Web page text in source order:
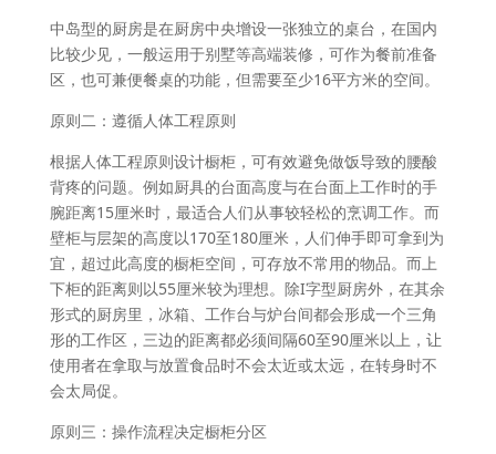
中岛型的厨房是在厨房中央增设一张独立的桌台，在国内
比较少见，一般运用于别墅等高端装修，可作为餐前准备
区，也可兼便餐桌的功能，但需要至少16平方米的空间。
原则二：遵循人体工程原则
根据人体工程原则设计橱柜，可有效避免做饭导致的腰酸
背疼的问题。例如厨具的台面高度与在台面上工作时的手
腕距离15厘米时，最适合人们从事较轻松的烹调工作。而
壁柜与层架的高度以170至180厘米，人们伸手即可拿到为
宜，超过此高度的橱柜空间，可存放不常用的物品。而上
下柜的距离则以55厘米较为理想。除I字型厨房外，在其余
形式的厨房里，冰箱、工作台与炉台间都会形成一个三角
形的工作区，三边的距离都必须间隔60至90厘米以上，让
使用者在拿取与放置食品时不会太近或太远，在转身时不
会太局促。
原则三：操作流程决定橱柜分区